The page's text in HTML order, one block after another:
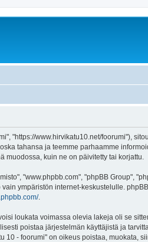
"https://www.hirvikatu10.net/foorumi"),
tahansa ja teemme parhaamme
kuin ne on päivitetty tai korjattu.
"www.phpbb.com", "phpBB Group",
vain ympäristön internet-keskustelulle.
.
loukata voimassa olevia lakeja oli se
poistaa järjestelmän käyttäjistä ja
- foorumi" on oikeus poistaa, muokata,